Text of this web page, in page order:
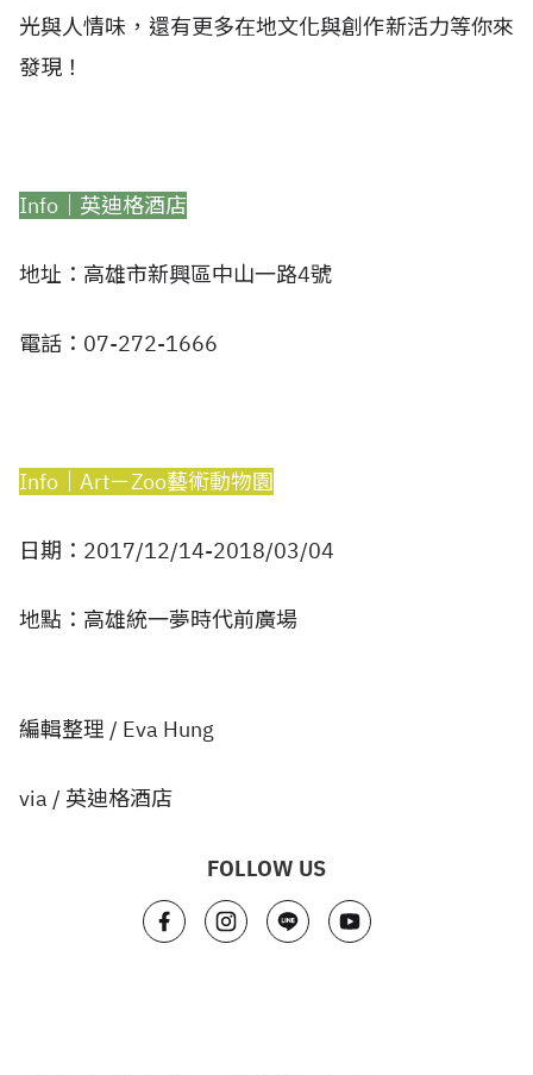
光與人情味，還有更多在地文化與創作新活力等你來
發現！
Info│英迪格酒店
地址：高雄市新興區中山一路4號
電話：07-272-1666
Info│Art－Zoo藝術動物園
日期：2017/12/14-2018/03/04
地點：高雄統一夢時代前廣場
編輯整理 / Eva Hung
via / 英迪格酒店
FOLLOW US